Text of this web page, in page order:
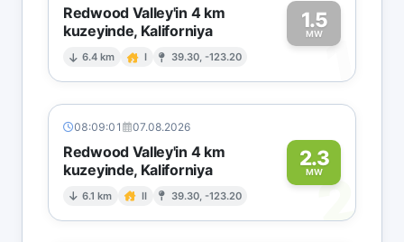
Redwood Valley'in 4 km
kuzeyinde, Kaliforniya
6.4 km I 39.30, -123.20
1.5
MW1
08:09:01 07.08.2026
Redwood Valley'in 4 km
kuzeyinde, Kaliforniya
6.1 km II 39.30, -123.20
2.3
MW2